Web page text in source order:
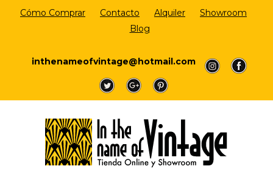
Cómo Comprar Contacto Alquiler
Showroom
Blog
inthenameofvintage@hotmail.com
a
a
a
a a